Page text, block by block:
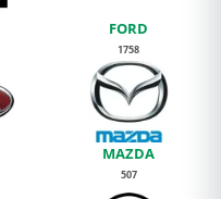
FORD
1758
MAZDA
507